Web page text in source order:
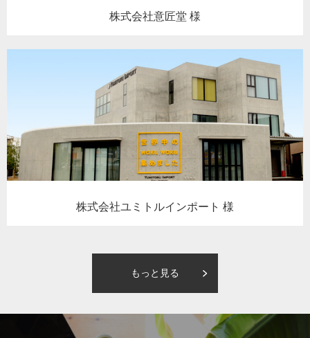
株式会社意匠堂 様
株式会社ユミトルインポート 様
もっと見る